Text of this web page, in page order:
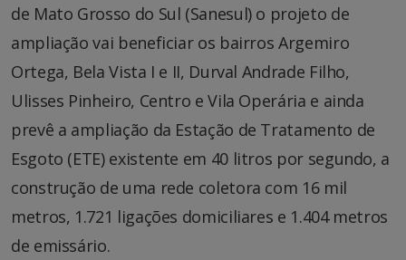
de Mato Grosso do Sul (Sanesul) o projeto de
ampliação vai beneficiar os bairros Argemiro
Ortega, Bela Vista I e II, Durval Andrade Filho,
Ulisses Pinheiro, Centro e Vila Operária e ainda
prevê a ampliação da Estação de Tratamento de
Esgoto (ETE) existente em 40 litros por segundo, a
construção de uma rede coletora com 16 mil
metros, 1.721 ligações domiciliares e 1.404 metros
de emissário.